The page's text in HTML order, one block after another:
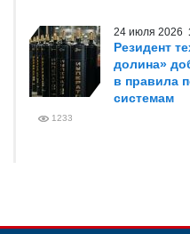
24 июля 2026
Резидент
долина»
в правила
системам
1233